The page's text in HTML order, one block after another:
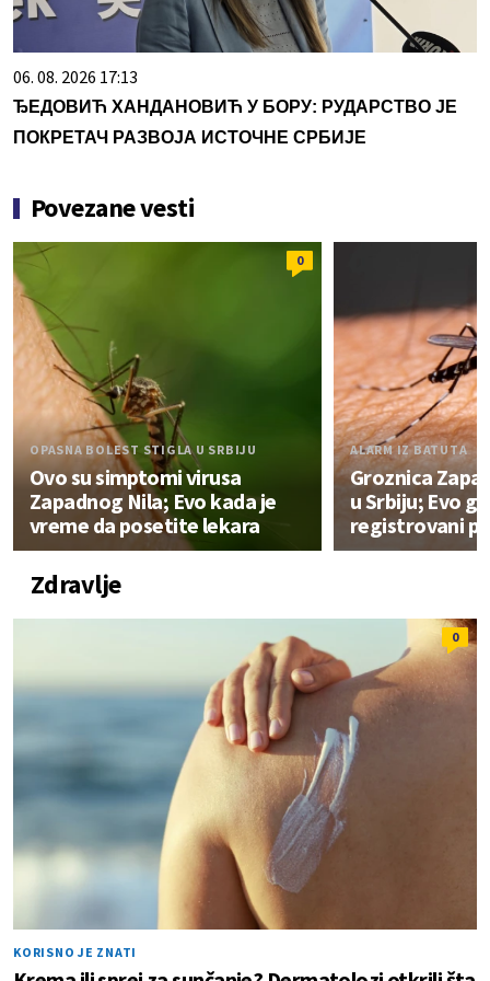
06. 08. 2026 17:13
ЂЕДОВИЋ ХАНДАНОВИЋ У БОРУ: РУДАРСТВО ЈЕ
ПОКРЕТАЧ РАЗВОЈА ИСТОЧНЕ СРБИЈЕ
Povezane vesti
0
OPASNA BOLEST STIGLA U SRBIJU
Ovo su simptomi virusa
Zapadnog Nila; Evo kada je
vreme da posetite lekara
ALARM IZ BATUTA
Groznica
u Srbiju; Evo
registrovani
Zdravlje
0
KORISNO JE ZNATI